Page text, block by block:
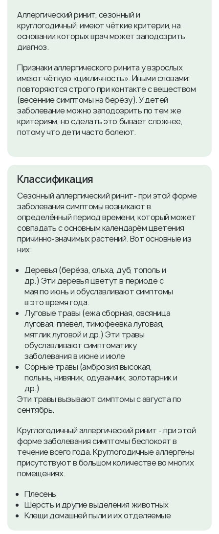
Аллергический ринит, сезонный и
круглогодичный, имеют чёткие критерии, на
основании которых врач может заподозрить
диагноз.
Признаки аллергического ринита у взрослых
имеют чёткую «цикличность». Иными словами:
повторяются строго при контакте с веществом
(весенние симптомы на берёзу). У детей
заболевание можно заподозрить по тем же
критериям, но сделать это бывает сложнее,
потому что дети часто болеют.
Классификация
Сезонный аллергический ринит- при этой форме
заболевания симптомы возникают в
определённый период времени, который может
совпадать с основным календарём цветения
причинно-значимых растений. Вот основные из
них:
Деревья (берёза, ольха, дуб, тополь и
др.) Эти деревья цветут в периоде с
мая по июнь и обуславливают симптомы
в это время года.
Луговые травы (ежа сборная, овсяница
луговая, плевел, тимофеевка луговая,
мятлик луговой и др.) Эти травы
обуславливают симптоматику
заболевания в июне и июле
Сорные травы (амброзия высокая,
полынь, нивяник, одуванчик, золотарник и
др.)
Эти травы вызывают симптомы с августа по
сентябрь.
Круглогодичный аллергический ринит - при этой
форме заболевания симптомы беспокоят в
течение всего года. Круглогодичные аллергены
присутствуют в большом количестве во многих
помещениях.
Плесень
Шерсть и другие выделения животных
Клещи домашней пыли и их отделяемые